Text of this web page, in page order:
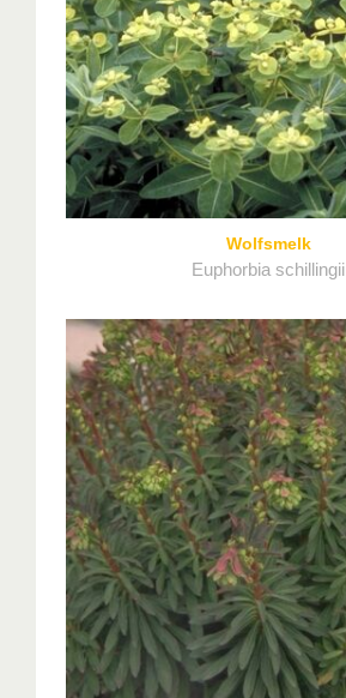
Wolfsmelk
Euphorbia schillingii